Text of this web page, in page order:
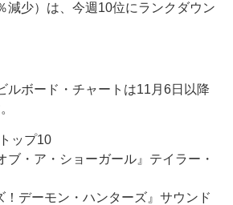
減少）は、今週10位にランクダウン
ルボード・チャートは11月6日以降
ップ10
ブ・ア・ショーガール』テイラー・
！デーモン・ハンターズ』サウンド